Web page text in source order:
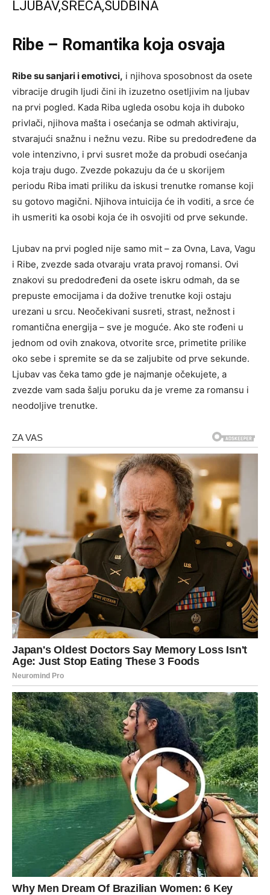
LJUBAV,SREĆA,SUDBINA
Ribe – Romantika koja osvaja
Ribe su sanjari i emotivci, i njihova sposobnost da osete
vibracije drugih ljudi čini ih izuzetno osetljivim na ljubav
na prvi pogled. Kada Riba ugleda osobu koja ih duboko
privlači, njihova mašta i osećanja se odmah aktiviraju,
stvarajući snažnu i nežnu vezu. Ribe su predodređene da
vole intenzivno, i prvi susret može da probudi osećanja
koja traju dugo. Zvezde pokazuju da će u skorijem
periodu Riba imati priliku da iskusi trenutke romanse koji
su gotovo magični. Njihova intuicija će ih voditi, a srce će
ih usmeriti ka osobi koja će ih osvojiti od prve sekunde.
Ljubav na prvi pogled nije samo mit – za Ovna, Lava, Vagu
i Ribe, zvezde sada otvaraju vrata pravoj romansi. Ovi
znakovi su predodređeni da osete iskru odmah, da se
prepuste emocijama i da dožive trenutke koji ostaju
urezani u srcu. Neočekivani susreti, strast, nežnost i
romantična energija – sve je moguće. Ako ste rođeni u
jednom od ovih znakova, otvorite srce, primetite prilike
oko sebe i spremite se da se zaljubite od prve sekunde.
Ljubav vas čeka tamo gde je najmanje očekujete, a
zvezde vam sada šalju poruku da je vreme za romansu i
neodoljive trenutke.